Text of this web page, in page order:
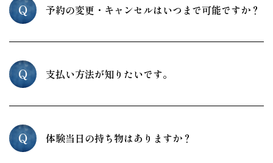
Q 予約の変更・キャンセルはいつまで可能ですか？
Q 支払い方法が知りたいです。
Q 体験当日の持ち物はありますか？